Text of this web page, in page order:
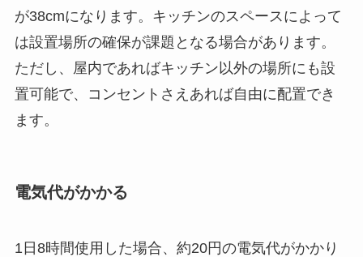
が38cmになります。キッチンのスペースによって
は設置場所の確保が課題となる場合があります。
ただし、屋内であればキッチン以外の場所にも設
置可能で、コンセントさえあれば自由に配置でき
ます。
電気代がかかる
1日8時間使用した場合、約20円の電気代がかかり